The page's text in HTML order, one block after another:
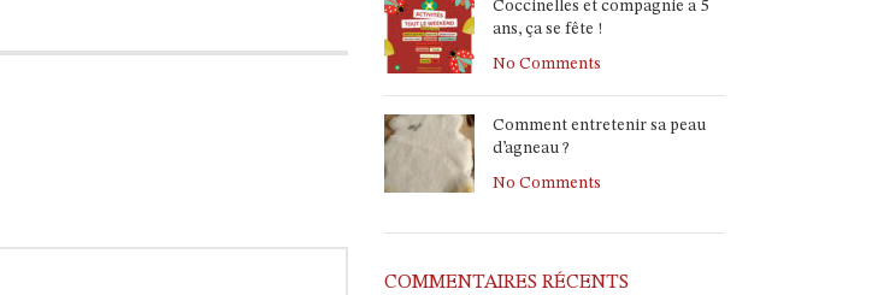
Coccinelles et compagnie a 5
ans, ça se fête !
No Comments
Comment entretenir sa peau
d’agneau ?
No Comments
COMMENTAIRES RÉCENTS